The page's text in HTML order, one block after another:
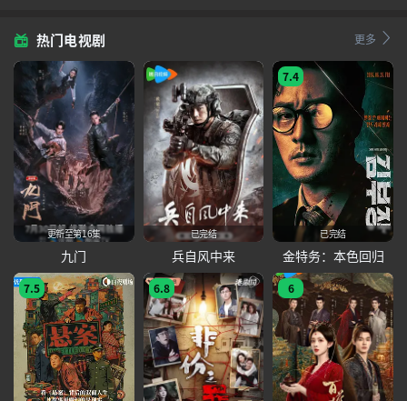
更多
热门电视剧
更新至第16集
九门
已完结
兵自风中来
7.4
已完结
金特务：本色回归
7.5 6.8 6